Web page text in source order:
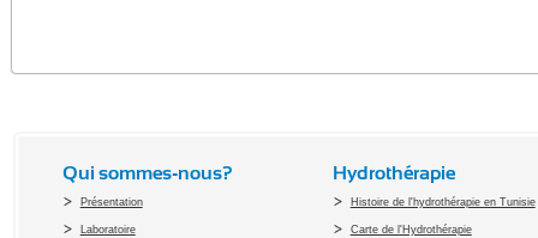
Qui sommes-nous?
Présentation
Laboratoire
Hydrothérapie
Histoire de l'hydrothérapie en Tunisie
Carte de l'Hydrothérapie